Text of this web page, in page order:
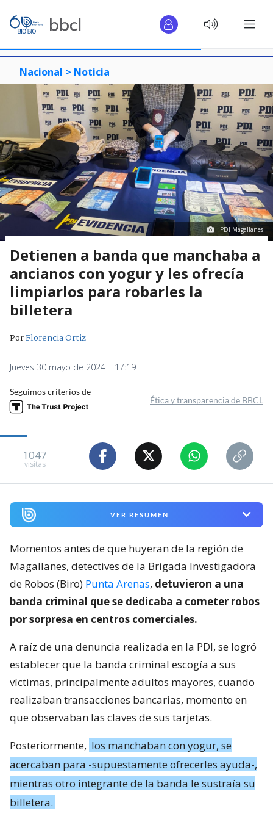
Nacional > Noticia
PDI Magallanes
Detienen a banda que manchaba a
ancianos con yogur y les ofrecía
limpiarlos para robarles la
billetera
PorFlorencia Ortiz
Jueves 30 mayo de 2024 | 17:19
Seguimos criterios de
Ética y transparencia de BBCL
1047
visitas
VER RESUMEN
Momentos antes de que huyeran de la región de
Magallanes, detectives de la Brigada Investigadora
de Robos (Biro) Punta Arenas, detuvieron a una
banda criminal que se dedicaba a cometer robos
por sorpresa en centros comerciales.
A raíz de una denuncia realizada en la PDI, se logró
establecer que la banda criminal escogía a sus
víctimas, principalmente adultos mayores, cuando
realizaban transacciones bancarias, momento en
que observaban las claves de sus tarjetas.
Posteriormente, los manchaban con yogur, se
acercaban para -supuestamente ofrecerles ayuda-,
mientras otro integrante de la banda le sustraía su
billetera.